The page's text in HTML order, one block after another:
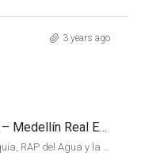
3 years ago
Luxury Fizebad Home In El Retiro – Medellín Real Estate